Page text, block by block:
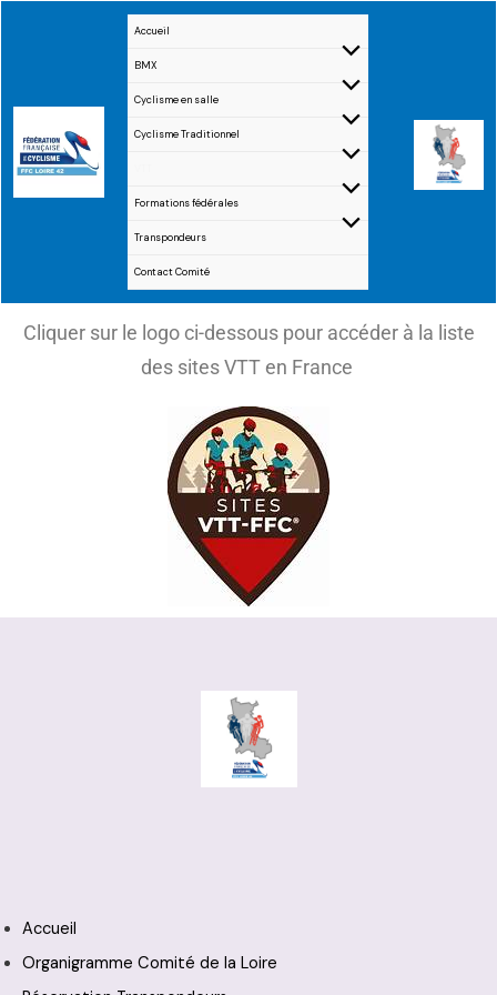
Accueil
BMX
Cyclisme en salle
Cyclisme Traditionnel
Formations fédérales
Transpondeurs
Contact Comité
Cliquer sur le logo ci-dessous pour accéder à la liste
des sites VTT en France
Accueil
Organigramme Comité de la Loire